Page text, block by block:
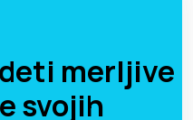
merljive
svojih